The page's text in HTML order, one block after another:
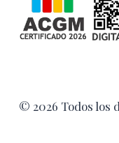
© 2026 Todos los